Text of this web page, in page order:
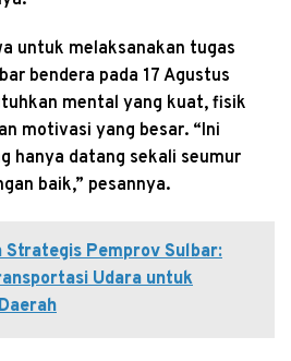
untuk melaksanakan tugas
bendera pada 17 Agustus
mental yang kuat, fisik
motivasi yang besar. “Ini
hanya datang sekali seumur
baik,” pesannya.
Strategis Pemprov Sulbar:
Udara untuk